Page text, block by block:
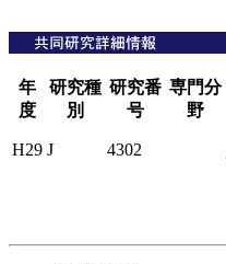
年
度
研究種
別
研究番
号
専門分
野
H29 J 4302